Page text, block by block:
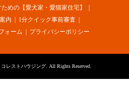
めの【愛犬家・愛猫家住宅】
内
1分クイック事前審査
ォーム
プライバシーポリシー
レストハウジング. All Rights Reserved.